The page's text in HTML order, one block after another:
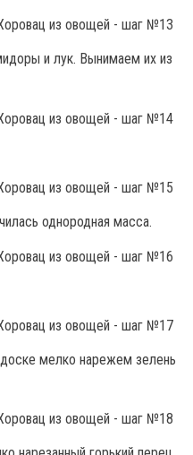
и лук. Вынимаем их из
однородная масса.
мелко нарежем зелень